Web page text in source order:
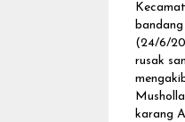
(24/6/
rusak
karang